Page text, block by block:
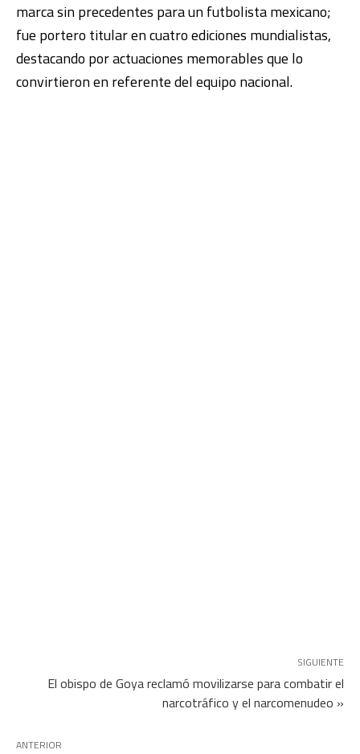
marca sin precedentes para un futbolista mexicano;
fue portero titular en cuatro ediciones mundialistas,
destacando por actuaciones memorables que lo
convirtieron en referente del equipo nacional.
SIGUIENTE
El obispo de Goya reclamó movilizarse para combatir el
narcotráfico y el narcomenudeo »
ANTERIOR